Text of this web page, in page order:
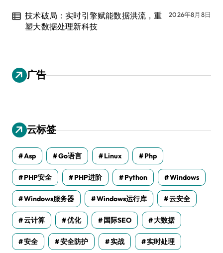
技术破局：实时引擎赋能数据洪流，重
塑大数据处理新科技
2026年8月8日
广告
云标签
Asp Go语言 Linux Php
PHP安全 PHP进阶 Python Windows
Windows服务器 Windows运行库 云安全
云计算 优化 国际SEO 大数据
安全 安全防护 实战 实时处理